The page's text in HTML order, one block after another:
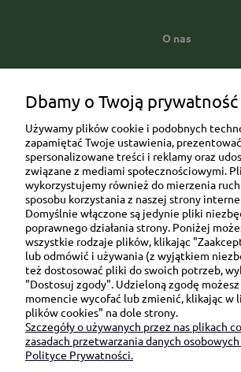
O nas
Ul. Brukowa 6/8 lok. 57/
91-341 Łódź
NIP: 6751510615
SKONTAKTUJ SIĘ Z
sklep@be-
+48 690 172 872
(pon-pt 9:00 - 15:30)
Dbamy o Twoją prywatność
Używamy plików cookie i podobnych
zapamiętać Twoje ustawienia, prezentować
spersonalizowane treści i reklamy oraz
związane z mediami społecznościowymi.
wykorzystujemy również do mierzenia
sposobu korzystania z naszej strony
Domyślnie włączone są jedynie pliki
poprawnego działania strony. Poniżej
wszystkie rodzaje plików, klikając
lub odmówić i używania (z wyjątkiem
też dostosować pliki do swoich potrzeb,
"Dostosuj zgody". Udzieloną zgodę
momencie wycofać lub zmienić, klikając w
plików cookies" na dole strony.
Szczegóły o używanych przez nas plikach
zasadach przetwarzania danych
Polityce Prywatności.